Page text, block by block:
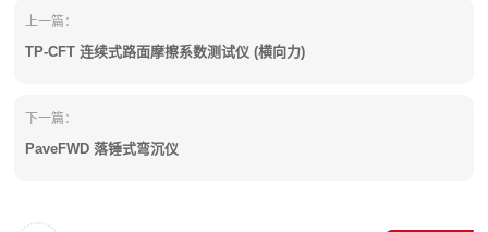
上一篇：
TP-CFT 连续式路面摩擦系数测试仪 (横向力)
下一篇：
PaveFWD 落锤式弯沉仪